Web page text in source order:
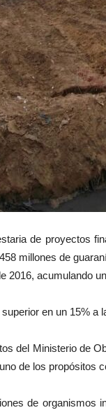
de proyectos
millones de
2016, acumulando
en un 15% a
del Ministerio de
de los propósitos
de organismos